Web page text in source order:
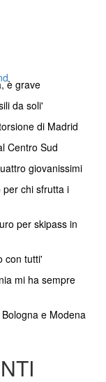
è grave
da soli'
di Madrid
Centro Sud
giovanissimi
chi sfrutta i
per skipass in
con tutti'
mi ha sempre
e Modena